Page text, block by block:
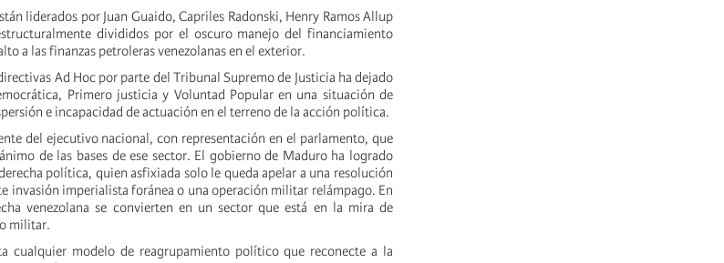
liderados por Juan Guaido, Capriles Radonski, Henry Ramos Allup
divididos por el oscuro manejo del financiamiento
a las finanzas petroleras venezolanas en el exterior.
Ad Hoc por parte del Tribunal Supremo de Justicia ha dejado
Primero justicia y Voluntad Popular en una situación de
e incapacidad de actuación en el terreno de la acción política.
del ejecutivo nacional, con representación en el parlamento, que
de las bases de ese sector. El gobierno de Maduro ha logrado
política, quien asfixiada solo le queda apelar a una resolución
invasión imperialista foránea o una operación militar relámpago. En
venezolana se convierten en un sector que está en la mira de
militar.
cualquier modelo de reagrupamiento político que reconecte a la